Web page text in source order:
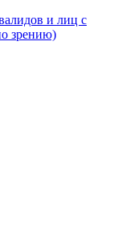
и лиц с
зрению)